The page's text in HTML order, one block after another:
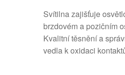
Svítilna zajišťuje
brzdovém a pozičním
Kvalitní těsnění a
vedla k oxidaci